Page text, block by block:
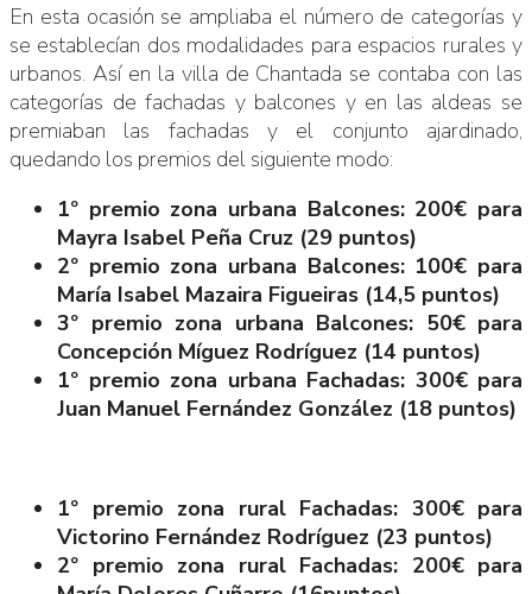
En esta ocasión se ampliaba el número de categorías y
se establecían dos modalidades para espacios rurales y
urbanos. Así en la villa de Chantada se contaba con las
categorías de fachadas y balcones y en las aldeas se
premiaban las fachadas y el conjunto ajardinado,
quedando los premios del siguiente modo:
1º premio zona urbana Balcones: 200€ para
Mayra Isabel Peña Cruz (29 puntos)
2º premio zona urbana Balcones: 100€ para
María Isabel Mazaira Figueiras (14,5 puntos)
3º premio zona urbana Balcones: 50€ para
Concepción Míguez Rodríguez (14 puntos)
1º premio zona urbana Fachadas: 300€ para
Juan Manuel Fernández González (18 puntos)
1º premio zona rural Fachadas: 300€ para
Victorino Fernández Rodríguez (23 puntos)
2º premio zona rural Fachadas: 200€ para